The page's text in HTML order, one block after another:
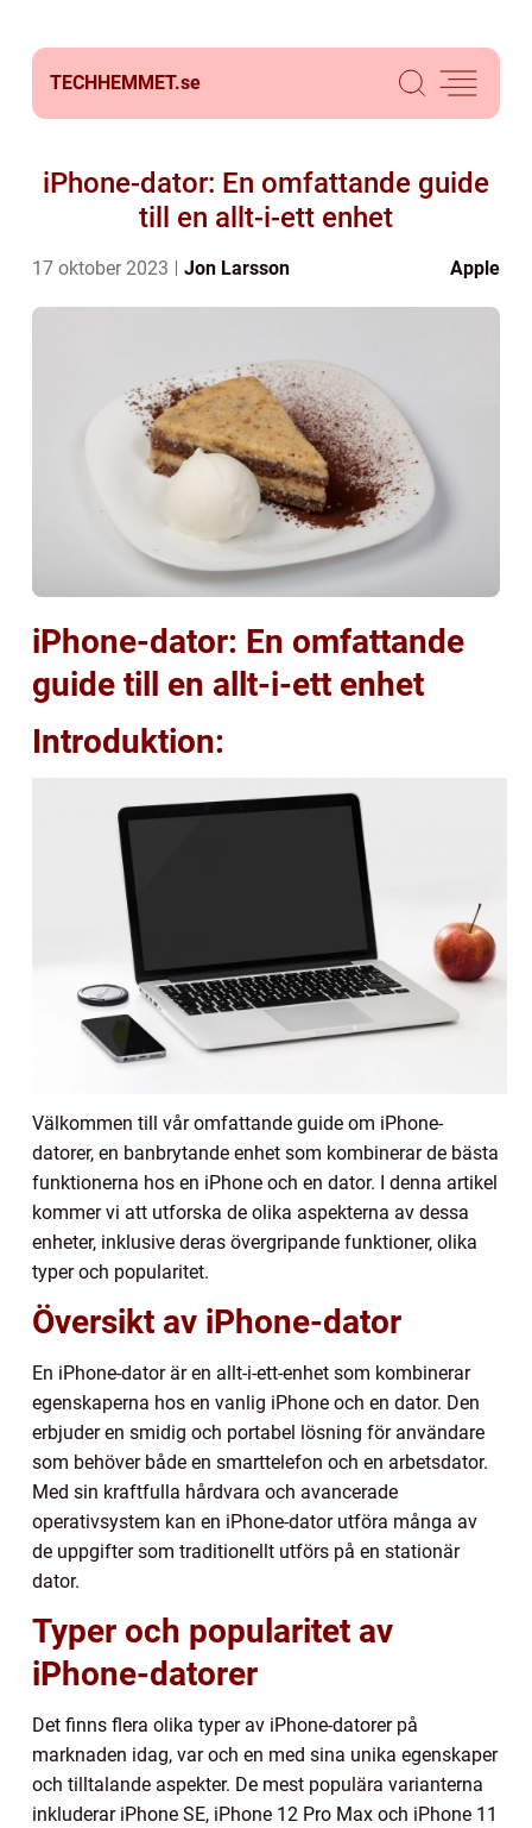
TECHHEMMET.se
iPhone-dator: En omfattande guide
till en allt-i-ett enhet
17 oktober 2023 Jon Larsson Apple
iPhone-dator: En omfattande
guide till en allt-i-ett enhet
Introduktion:
Välkommen till vår omfattande guide om iPhone-
datorer, en banbrytande enhet som kombinerar de bästa
funktionerna hos en iPhone och en dator. I denna artikel
kommer vi att utforska de olika aspekterna av dessa
enheter, inklusive deras övergripande funktioner, olika
typer och popularitet.
Översikt av iPhone-dator
En iPhone-dator är en allt-i-ett-enhet som kombinerar
egenskaperna hos en vanlig iPhone och en dator. Den
erbjuder en smidig och portabel lösning för användare
som behöver både en smarttelefon och en arbetsdator.
Med sin kraftfulla hårdvara och avancerade
operativsystem kan en iPhone-dator utföra många av
de uppgifter som traditionellt utförs på en stationär
dator.
Typer och popularitet av
iPhone-datorer
Det finns flera olika typer av iPhone-datorer på
marknaden idag, var och en med sina unika egenskaper
och tilltalande aspekter. De mest populära varianterna
inkluderar iPhone SE, iPhone 12 Pro Max och iPhone 11